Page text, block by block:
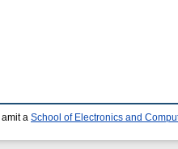
amit a School of Electronics and